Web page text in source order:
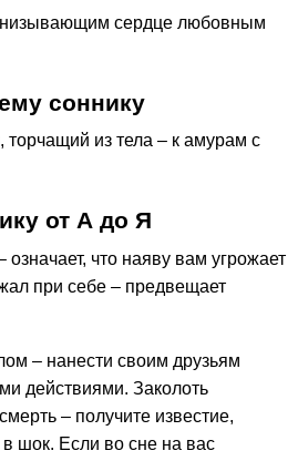
сердце любовным
соннику
торчащий из тела – к амурам с
от А до Я
означает, что наяву вам угрожает
при себе – предвещает
– нанести своим друзьям
действиями. Заколоть
– получите известие,
в шок. Если во сне на вас